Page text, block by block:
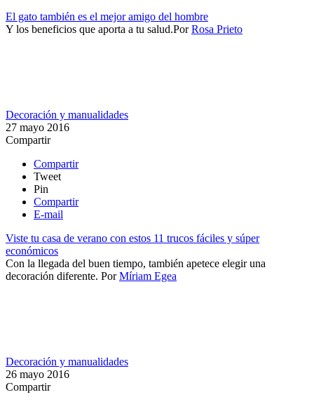
El gato también es el mejor amigo del hombre
Y los beneficios que aporta a tu salud.​PorRosa Prieto
Decoración y manualidades
27 mayo 2016
Compartir
Compartir
Tweet
Pin
Compartir
E-mail
Viste tu casa de verano con estos 11 trucos fáciles y súper
económicos
Con la llegada del buen tiempo, también apetece elegir una
decoración diferente. PorMíriam Egea
Decoración y manualidades
26 mayo 2016
Compartir